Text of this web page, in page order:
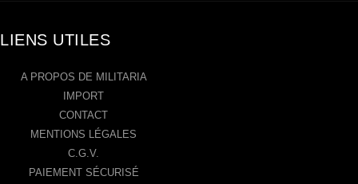
LIENS UTILES
A PROPOS DE MILITARIA
IMPORT
CONTACT
MENTIONS LÉGALES
C.G.V.
PAIEMENT SÉCURISÉ